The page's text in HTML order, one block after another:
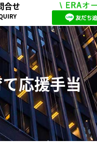
合せ
応援手当